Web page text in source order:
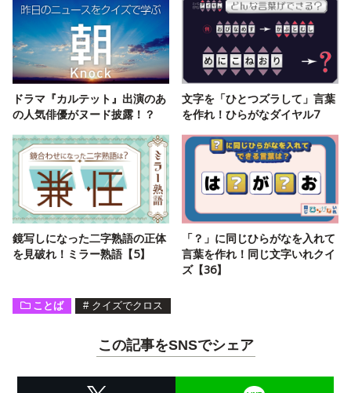
ドラマ『カルテット』出演のあ
の人気俳優がヌード披露！？
文字を「ひとつズラして」言葉
を作れ！ひらがなダイヤル7
鏡写しになった二字熟語の正体
を見破れ！ミラー熟語【5】
「？」に同じひらがなを入れて
言葉を作れ！同じ文字いれクイ
ズ【36】
ことば # クイズでクロス
この記事をSNSでシェア